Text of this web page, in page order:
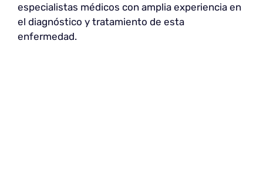
especialistas médicos con amplia experiencia en
el diagnóstico y tratamiento de esta
enfermedad.